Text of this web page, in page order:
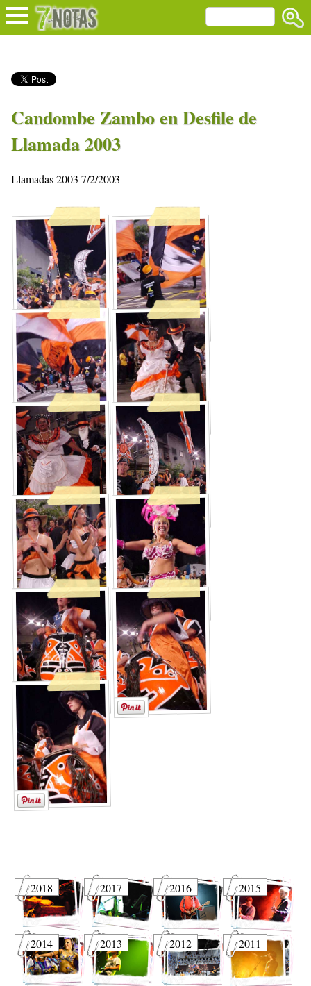
Candombe Zambo en Desfile de
Llamada 2003
Llamadas 2003 7/2/2003
2018 2017 2016 2015
2014 2013 2012 2011